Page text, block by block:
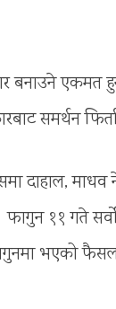
एकमत
समर्थन
दाहाल,
११ गते
भएको